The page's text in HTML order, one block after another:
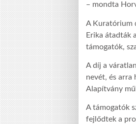
– mondta
A Kuratórium
Erika átadták
támogatók,
A díj a
nevét, és arra
Alapítvány
A támogatók
fejlődtek a